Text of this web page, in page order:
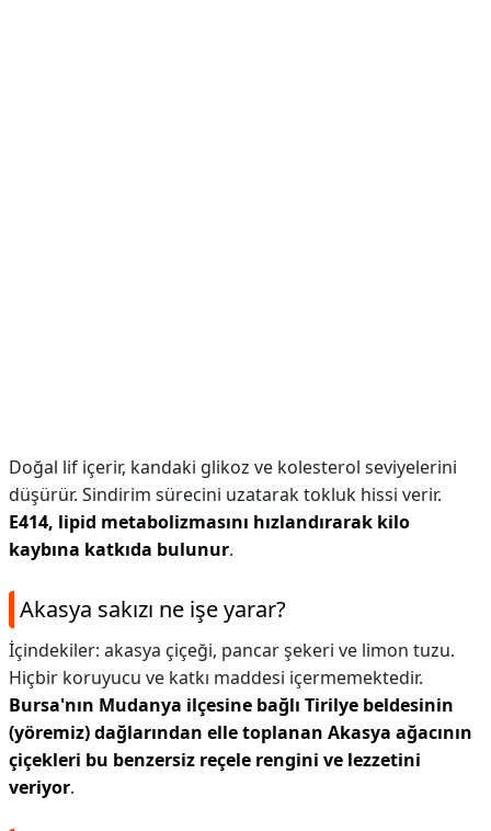
Doğal lif içerir, kandaki glikoz ve kolesterol seviyelerini
düşürür. Sindirim sürecini uzatarak tokluk hissi verir.
E414, lipid metabolizmasını hızlandırarak kilo
kaybına katkıda bulunur.
Akasya sakızı ne işe yarar?
İçindekiler: akasya çiçeği, pancar şekeri ve limon tuzu.
Hiçbir koruyucu ve katkı maddesi içermemektedir.
Bursa'nın Mudanya ilçesine bağlı Tirilye beldesinin
(yöremiz) dağlarından elle toplanan Akasya ağacının
çiçekleri bu benzersiz reçele rengini ve lezzetini
veriyor.